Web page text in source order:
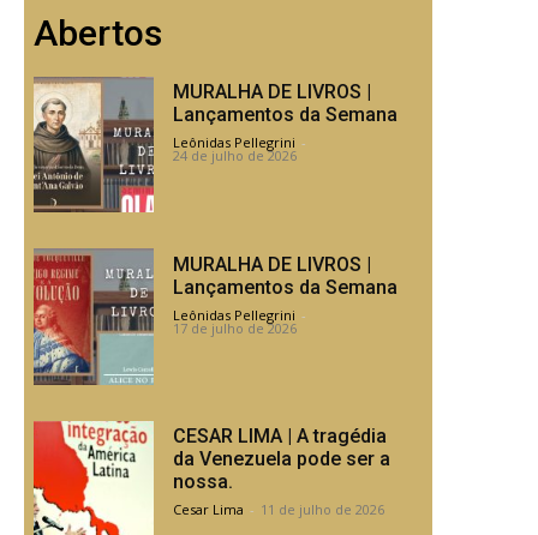
Abertos
MURALHA DE LIVROS |
Lançamentos da Semana
Leônidas Pellegrini -
24 de julho de 2026
MURALHA DE LIVROS |
Lançamentos da Semana
Leônidas Pellegrini -
17 de julho de 2026
CESAR LIMA | A tragédia
da Venezuela pode ser a
nossa.
Cesar Lima - 11 de julho de 2026